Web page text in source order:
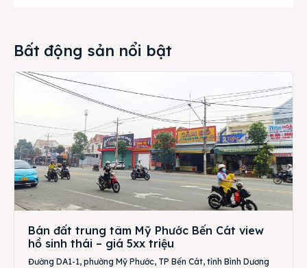
Bất động sản nổi bật
Bán đất trung tâm Mỹ Phước Bến Cát view
hồ sinh thái – giá 5xx triệu
Đường DA1-1, phường Mỹ Phước, TP Bến Cát, tỉnh Bình Dương